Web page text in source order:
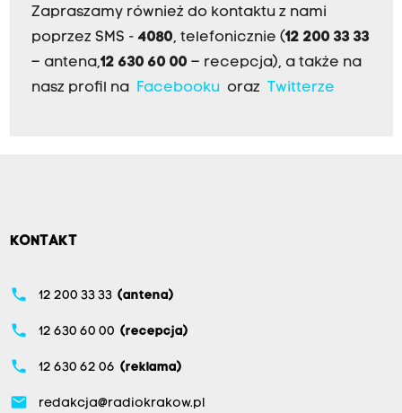
Zapraszamy również do kontaktu z nami
poprzez SMS - 4080, telefonicznie (12 200 33 33
– antena,12 630 60 00 – recepcja), a także na
nasz profil na
Facebookuoraz Twitterze
KONTAKT
phone 12 200 33 33 (antena)
phone 12 630 60 00 (recepcja)
phone 12 630 62 06 (reklama)
email redakcja@radiokrakow.pl